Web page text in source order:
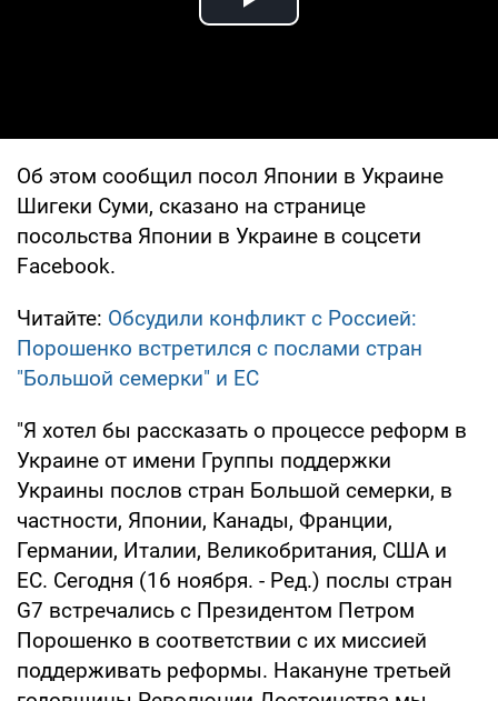
Play Video
Об этом сообщил посол Японии в Украине
Шигеки Суми, сказано на странице
посольства Японии в Украине в соцсети
Facebook.
Читайте: Обсудили конфликт с Россией:
Порошенко встретился с послами стран
"Большой семерки" и ЕС
"Я хотел бы рассказать о процессе реформ в
Украине от имени Группы поддержки
Украины послов стран Большой семерки, в
частности, Японии, Канады, Франции,
Германии, Италии, Великобритания, США и
ЕС. Сегодня (16 ноября. - Ред.) послы стран
G7 встречались с Президентом Петром
Порошенко в соответствии с их миссией
поддерживать реформы. Накануне третьей